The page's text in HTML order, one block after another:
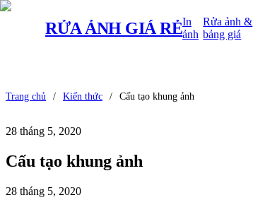
RỬA ẢNH GIÁ RẺIn
ảnh
Rửa ảnh &
bảng giá
Trang chủ / Kiến thức / Cấu tạo khung ảnh
28 tháng 5, 2020
Cấu tạo khung ảnh
28 tháng 5, 2020